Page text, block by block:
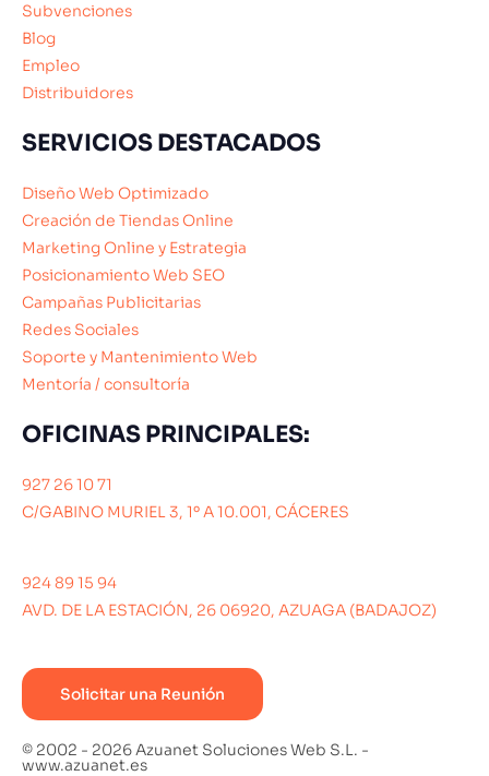
Subvenciones
Blog
Empleo
Distribuidores
SERVICIOS DESTACADOS
Diseño Web Optimizado
Creación de Tiendas Online
Marketing Online y Estrategia
Posicionamiento Web SEO
Campañas Publicitarias
Redes Sociales
Soporte y Mantenimiento Web
Mentoría / consultoría
OFICINAS PRINCIPALES:
927 26 10 71
C/GABINO MURIEL 3, 1º A 10.001, CÁCERES
924 89 15 94
AVD. DE LA ESTACIÓN, 26 06920, AZUAGA (BADAJOZ)
Solicitar una Reunión
© 2002 - 2026 Azuanet Soluciones Web S.L. -
www.azuanet.es